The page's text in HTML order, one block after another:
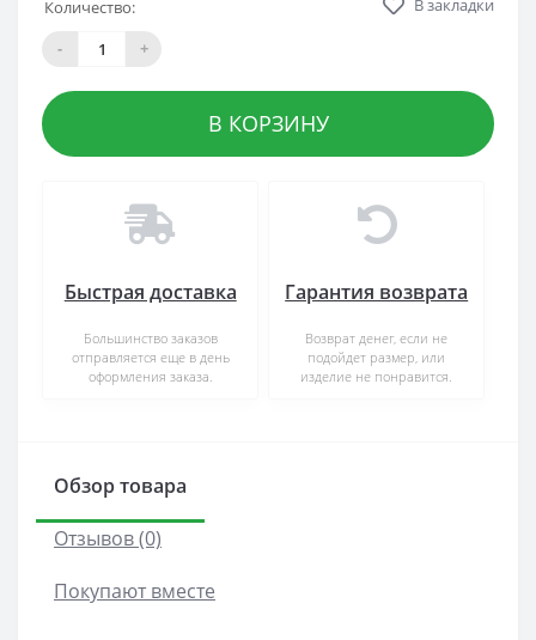
Количество:
-
+
В закладки
В КОРЗИНУ
Быстрая доставка
Большинство заказов
отправляется еще в день
оформления заказа.
Гарантия возврата
Возврат денег, если не
подойдет размер, или
изделие не понравится.
Обзор товара
Отзывов (0)
Покупают вместе